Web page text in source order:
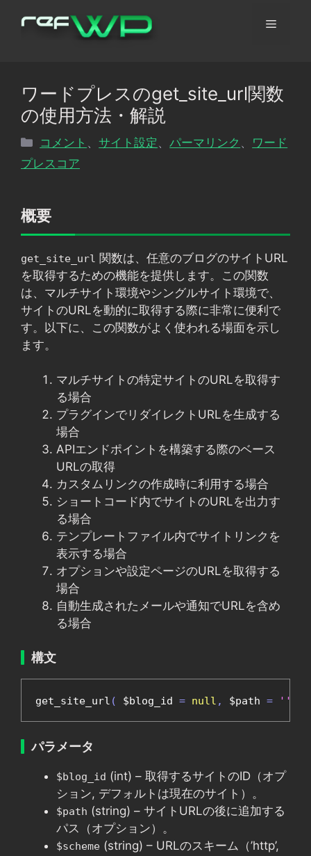
メ
ュ
ー
ワードプレスのget_site_url関数
の使用方法・解説
カ
テ
ー
コメント 、サイト設定 、パーマリンク
ワード
プレスコア
概要
get_site_url 関数は、任意のブログのサイトURL
を取得するための機能を提供します。この関数
は、マルチサイト環境やシングルサイト環境で、
サイトのURLを動的に取得する際に非常に便利で
す。以下に、この関数がよく使われる場面を示し
ます。
マルチサイトの特定サイトのURLを取得す
る場合
プラグインでリダイレクトURLを生成する
場合
APIエンドポイントを構築する際のベース
URLの取得
カスタムリンクの作成時に利用する場合
ショートコード内でサイトのURLを出力す
る場合
テンプレートファイル内でサイトリンクを
表示する場合
オプションや設定ページのURLを取得する
場合
自動生成されたメールや通知でURLを含め
る場合
構文
get_site_url ( $blog_id = null , $path = ''
パラメータ
$blog_id (int) – 取得するサイトのID（オプ
ション, デフォルトは現在のサイト）。
$path (string) – サイトURLの後に追加する
パス（オプション）。
$scheme (string) – URLのスキーム（’http’,